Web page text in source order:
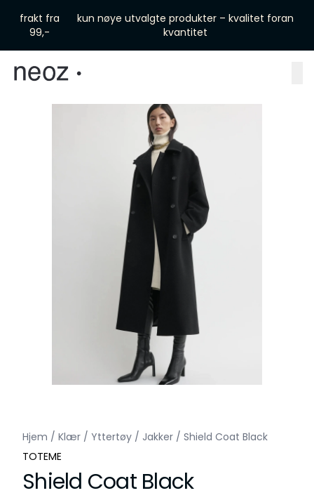
frakt fra
99,-
kun nøye utvalgte produkter – kvalitet foran
kvantitet
Hjem / Klær / Yttertøy / Jakker / Shield Coat Black
TOTEME
Shield Coat Black